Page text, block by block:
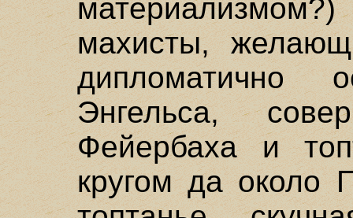
махисты,
дипломатично
Энгельса,
Фейербаха и
кругом да около